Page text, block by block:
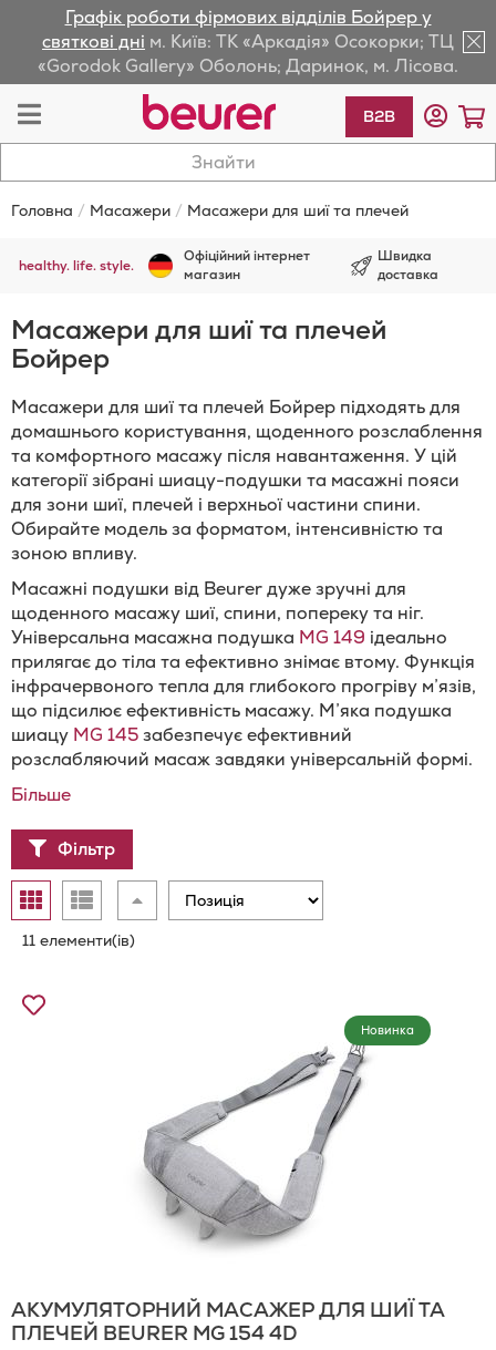
Графік роботи фірмових відділів Бойрер у
святкові дні м. Київ: ТК «Аркадія» Осокорки; ТЦ
«Gorodok Gallery» Оболонь; Даринок, м. Лісова.
Toggle
Nav
B2B
Головна Масажери Масажери для шиї та плечей
healthy. life. style.
Офіційний інтернет
магазин
Швидка
доставка
Масажери для шиї та плечей
Бойрер
Масажери для шиї та плечей Бойрер підходять для
домашнього користування, щоденного розслаблення
та комфортного масажу після навантаження. У цій
категорії зібрані шиацу-подушки та масажні пояси
для зони шиї, плечей і верхньої частини спини.
Обирайте модель за форматом, інтенсивністю та
зоною впливу.
Масажні подушки від Beurer дуже зручні для
щоденного масажу шиї, спини, попереку та ніг.
Універсальна масажна подушка MG 149 ідеально
прилягає до тіла та ефективно знімає втому. Функція
інфрачервоного тепла для глибокого прогріву м’язів,
що підсилює ефективність масажу. М’яка подушка
шиацу MG 145забезпечує ефективний
розслабляючий масаж завдяки універсальній формі.
Більше
Відобразити
як
ТаблицяСписок Сортувати
11 елементи(ів)
Новинка
АКУМУЛЯТОРНИЙ МАСАЖЕР ДЛЯ ШИЇ ТА
ПЛЕЧЕЙ BEURER MG 154 4D
Додати
Фільтр